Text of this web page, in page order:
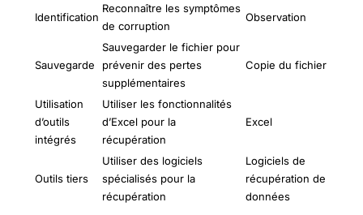
Identification
Reconnaître les symptômes
de corruption
Observation
Sauvegarde
Sauvegarder le fichier pour
prévenir des pertes
supplémentaires
Copie du fichier
Utilisation
d’outils
intégrés
Utiliser les fonctionnalités
d’Excel pour la
récupération
Excel
Outils tiers
Utiliser des logiciels
spécialisés pour la
récupération
Logiciels de
récupération de
données